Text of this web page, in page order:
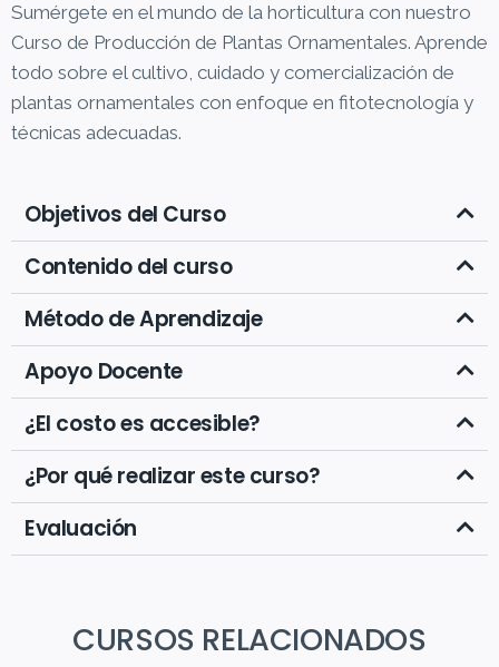
Sumérgete en el mundo de la horticultura con nuestro
Curso de Producción de Plantas Ornamentales. Aprende
todo sobre el cultivo, cuidado y comercialización de
plantas ornamentales con enfoque en fitotecnología y
técnicas adecuadas.
Objetivos del Curso
Contenido del curso
Método de Aprendizaje
Apoyo Docente
¿El costo es accesible?
¿Por qué realizar este curso?
Evaluación
CURSOS RELACIONADOS